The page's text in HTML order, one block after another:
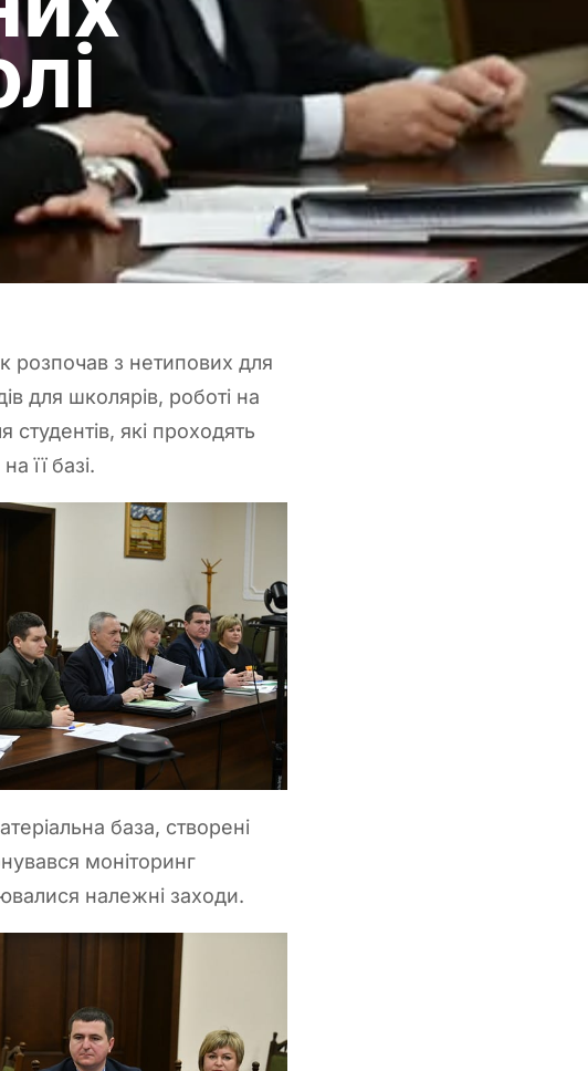
розпочав з нетипових для
для школярів, роботі на
студентів, які проходять
її базі.
база, створені
моніторинг
належні заходи.